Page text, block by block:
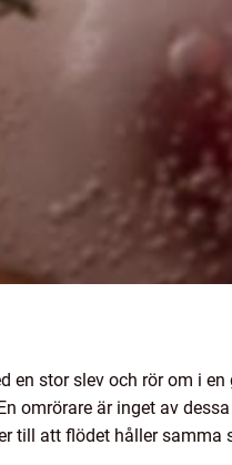
en stor slev och rör om i
omrörare är inget av
till att flödet håller samma